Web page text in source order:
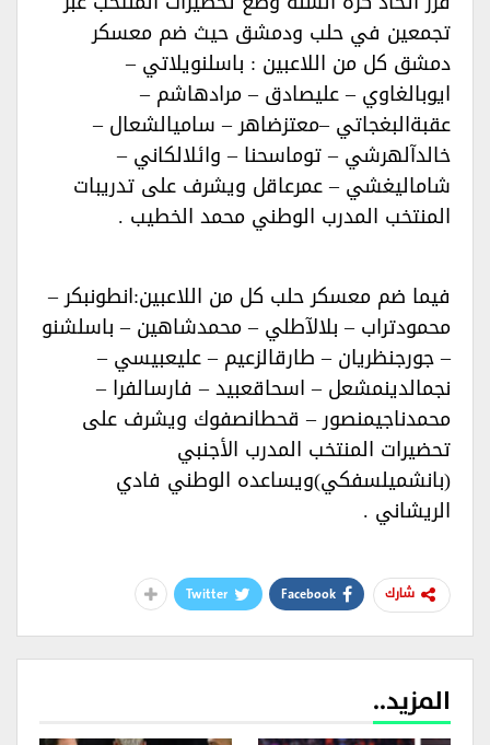
تجمعين في حلب ودمشق حيث ضم معسكر
دمشق كل من اللاعبين : باسلنويلاتي –
ايوبالغاوي – عليصادق – مرادهاشم –
عقبةالبغجاتي –معتزضاهر – ساميالشعال –
خالدآلهرشي – توماسحنا – وائلالكاني –
شاماليغشي – عمرعاقل ويشرف على تدريبات
المنتخب المدرب الوطني محمد الخطيب .‏‏‏
فيما ضم معسكر حلب كل من اللاعبين:انطونبكر –
محمودتراب – بلالآطلي – محمدشاهين – باسلشنو
– جورجنظريان – طارقالزعيم – عليعبيسي –
نجمالدينمشعل – اسحاقعبيد – فارسالفرا –
محمدناجيمنصور – قحطانصفوك ويشرف على
تحضيرات المنتخب المدرب الأجنبي
(بانشميلسفكي)ويساعده الوطني فادي
الريشاني .‏‏‏
شارك Facebook
Twitter
المزيد..